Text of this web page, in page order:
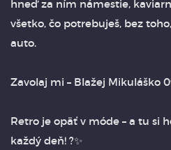
hneď za ním námestie,
všetko, čo potrebuješ, bez
auto.
Zavolaj mi – Blažej Mikuláško
Retro je opäť v móde – a tu si
každý deň! ?✨